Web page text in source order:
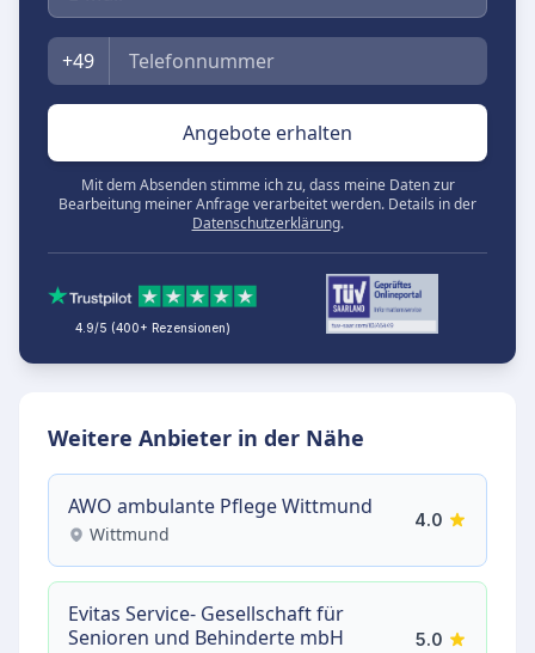
Telefon
+49
Angebote erhalten
Mit dem Absenden stimme ich zu, dass meine Daten zur
Bearbeitung meiner Anfrage verarbeitet werden. Details in der
Datenschutzerklärung.
4.9/5 (400+ Rezensionen)
Weitere Anbieter in der Nähe
AWO ambulante Pflege Wittmund
Wittmund
4.0
Evitas Service- Gesellschaft für
Senioren und Behinderte mbH
5.0